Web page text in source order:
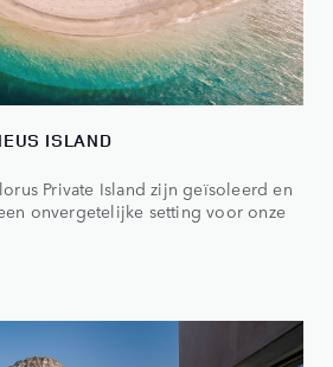
ISLAND
Private Island zijn geïsoleerd en
onvergetelijke setting voor onze